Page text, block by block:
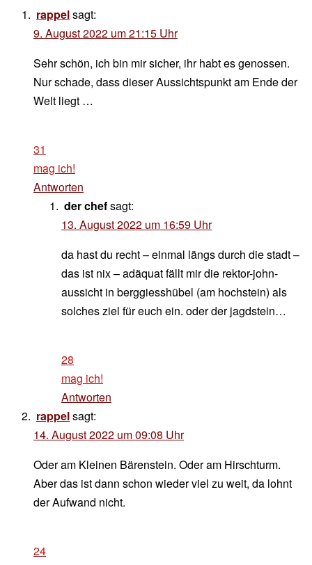
rappelsagt:
9. August 2022 um 21:15 Uhr
Sehr schön, ich bin mir sicher, ihr habt es genossen.
Nur schade, dass dieser Aussichtspunkt am Ende der
Welt liegt …
31
mag ich!
Antworten
der chefsagt:
13. August 2022 um 16:59 Uhr
da hast du recht – einmal längs durch die stadt –
das ist nix – adäquat fällt mir die rektor-john-
aussicht in berggiesshübel (am hochstein) als
solches ziel für euch ein. oder der jagdstein…
28
mag ich!
Antworten
rappelsagt:
14. August 2022 um 09:08 Uhr
Oder am Kleinen Bärenstein. Oder am Hirschturm.
Aber das ist dann schon wieder viel zu weit, da lohnt
der Aufwand nicht.
24